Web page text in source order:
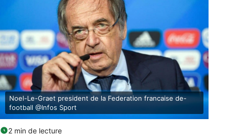
Noel-Le-Graet president de la Federation francaise de-
football @Infos Sport
2 min de lecture